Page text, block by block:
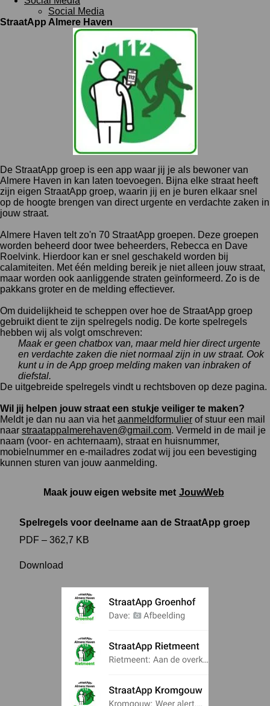
Social Media
StraatApp Almere Haven
De StraatApp groep is een app waar jij je als bewoner van
Almere Haven in kan laten toevoegen. Bijna elke straat heeft
zijn eigen StraatApp groep, waarin jij en je buren elkaar snel
op de hoogte brengen van direct urgente en verdachte zaken in
jouw straat.
Almere Haven telt zo'n 70 StraatApp groepen. Deze groepen
worden beheerd door twee beheerders, Rebecca en Dave
Roelvink. Hierdoor kan er snel geschakeld worden bij
calamiteiten. Met één melding bereik je niet alleen jouw straat,
maar worden ook aanliggende straten geïnformeerd. Zo is de
pakkans groter en de melding effectiever.
Om duidelijkheid te scheppen over hoe de StraatApp groep
gebruikt dient te zijn spelregels nodig. De korte spelregels
hebben wij als volgt omschreven:
Maak er geen chatbox van, maar meld hier direct urgente
en verdachte zaken die niet normaal zijn in uw straat. Ook
kunt u in de App groep melding maken van inbraken of
diefstal.
De uitgebreide spelregels vindt u rechtsboven op deze pagina.
Wil jij helpen jouw straat een stukje veiliger te maken?
Meldt je dan nu aan via hetaanmeldformulier of stuur een mail
naar straatappalmerehaven@gmail.com. Vermeld in de mail je
naam (voor- en achternaam), straat en huisnummer,
mobielnummer en e-mailadres zodat wij jou een bevestiging
kunnen sturen van jouw aanmelding.
Maak jouw eigen website met JouwWeb
Spelregels voor deelname aan de StraatApp groep
PDF – 362,7 KB
Download